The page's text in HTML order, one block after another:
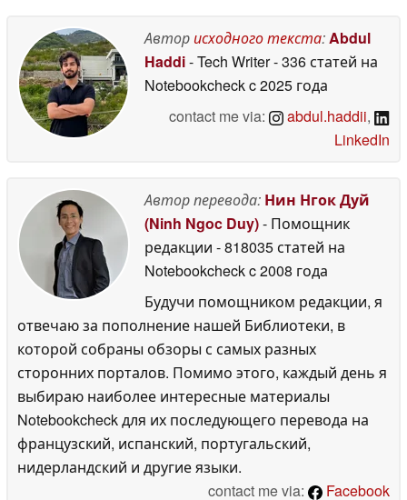
Авторисходного текста:Abdul
Haddi- Tech Writer- 336 статей на
Notebookcheckc 2025 года
contact me via:
abdul.haddii,
LinkedIn
Автор перевода: Нин Нгок Дуй
(Ninh Ngoc Duy)- Помощник
редакции - 818035 статей на
Notebookcheckc 2008 года
Будучи помощником редакции, я
отвечаю за пополнение нашей Библиотеки, в
которой собраны обзоры с самых разных
сторонних порталов. Помимо этого, каждый день я
выбираю наиболее интересные материалы
Notebookcheck для их последующего перевода на
французский, испанский, португальский,
нидерландский и другие языки.
contact me via:
Facebook